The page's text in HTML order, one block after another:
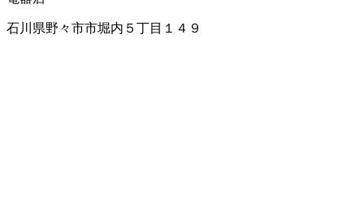
石川県野々市市堀内５丁目１４９